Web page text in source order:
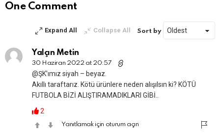
yazın
One Comment
Expand All Collapse All Sort by
Yalçın Metin
30 Haziran 2022 at 20:57
@ŞK’ımız siyah – beyaz.
Akıllı taraftarız. Kötü ürünlere neden alışılsın ki? KÖTÜ
FUTBOLA BİZİ ALIŞTIRAMADIKLARI GİBİ..
2
Yanıtlamak için oturum açın